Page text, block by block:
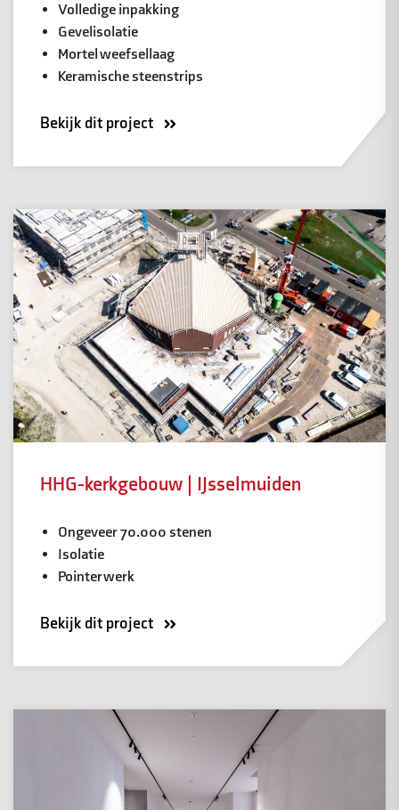
Volledige inpakking
Gevelisolatie
Mortel weefsellaag
Keramische steenstrips
Bekijk dit project
HHG-kerkgebouw | IJsselmuiden
Ongeveer 70.000 stenen
Isolatie
Pointerwerk
Bekijk dit project